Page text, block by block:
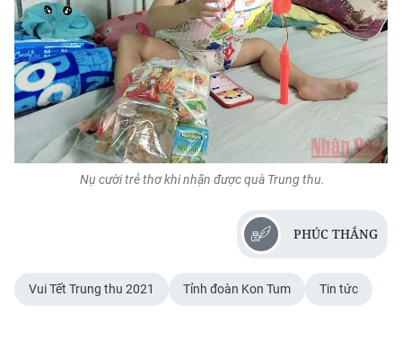
Nụ cười trẻ thơ khi nhận được quà Trung thu.
PHÚC THẮNG
Vui Tết Trung thu 2021 Tỉnh đoàn Kon Tum Tin tức